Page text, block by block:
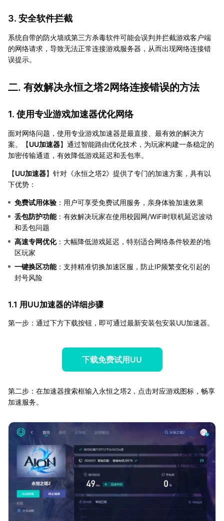
3. 安全软件拦截
系统自带的防火墙或第三方杀毒软件可能会误判并拦截游戏客户端
的网络请求，导致无法正常连接游戏服务器，从而出现网络连接错
误提示。
二. 有效解决永恒之塔2网络连接错误的方法
1. 使用专业游戏加速器优化网络
面对网络问题，使用专业游戏加速器是最直接、最有效的解决方
案。【UU加速器】通过智能路由优化技术，为玩家构建一条稳定的
加密传输通道，有效降低游戏延迟和丢包率。
【UU加速器】针对《永恒之塔2》提供了专门的加速方案，具有以
下优势：
免费试用体验 ：用户可享受免费试用服务，亲身体验加速效果
丢包防护功能：有效解决玩家在使用校园网/WiFi时联机延迟波动
和丢包问题
高速专网优化：大幅降低游戏延迟，特别适合网络条件较差的地
区玩家
一键换区功能：支持精准切换加速区服，防止IP频繁变化引起的
封号风险
1.1 用UU加速器的详细步骤
第一步：通过下方下载按钮，即可通过最新安装包安装UU加速器。
下载免费试用UU
第二步：在加速器搜索框输入永恒之塔2，点击对应游戏图标，畅享
加速服务。